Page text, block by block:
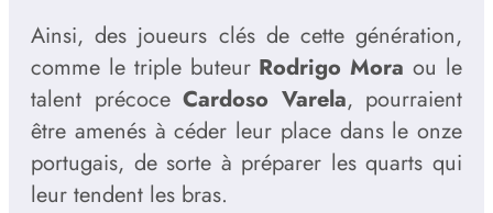
Ainsi, des joueurs clés de cette génération,
comme le triple buteur Rodrigo Mora ou le
talent précoce Cardoso Varela, pourraient
être amenés à céder leur place dans le onze
portugais, de sorte à préparer les quarts qui
leur tendent les bras.